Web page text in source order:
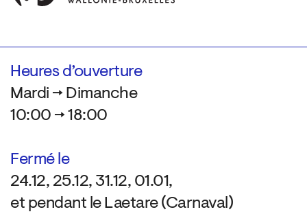
Heures d’ouverture
Mardi → Dimanche
10:00 → 18:00
Fermé le
24.12, 25.12, 31.12, 01.01,
et pendant le Laetare (Carnaval)